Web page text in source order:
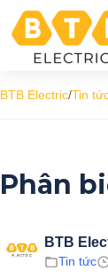
BTB Electric/Tin
Phân
BTB
Tin tức